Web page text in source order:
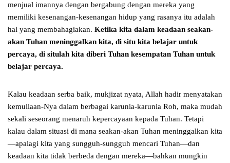
menjual imannya dengan bergabung dengan mereka yang
memiliki kesenangan-kesenangan hidup yang rasanya itu adalah
hal yang membahagiakan. Ketika kita dalam keadaan seakan-
akan Tuhan meninggalkan kita, di situ kita belajar untuk
percaya, di situlah kita diberi Tuhan kesempatan Tuhan untuk
belajar percaya.
Kalau keadaan serba baik, mukjizat nyata, Allah hadir menyatakan
kemuliaan-Nya dalam berbagai karunia-karunia Roh, maka mudah
sekali seseorang menaruh kepercayaan kepada Tuhan. Tetapi
kalau dalam situasi di mana seakan-akan Tuhan meninggalkan kita
—apalagi kita yang sungguh-sungguh mencari Tuhan—dan
keadaan kita tidak berbeda dengan mereka—bahkan mungkin